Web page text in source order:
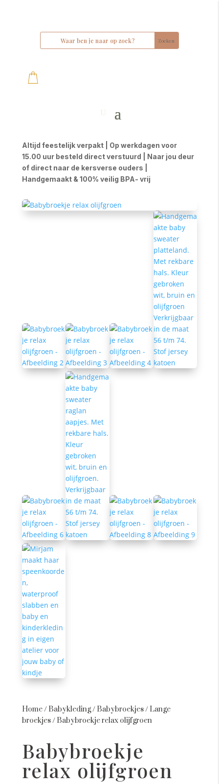
Altijd feestelijk verpakt | Op werkdagen voor
15.00 uur besteld direct verstuurd | Naar jou deur
of direct naar de kersverse ouders |
Handgemaakt & 100% veilig BPA- vrij
Home/ Babykleding/ Babybroekjes/ Lange
broekjes/ Babybroekje relax olijfgroen
Babybroekje
relax olijfgroen